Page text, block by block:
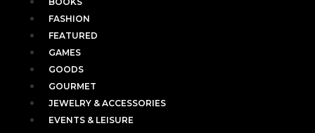
FASHION
FEATURED
GAMES
GOODS
GOURMET
JEWELRY & ACCESSORIES
EVENTS & LEISURE